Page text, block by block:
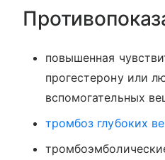
повышенная
прогестерону или
вспомогательных
тромбоз глубоких